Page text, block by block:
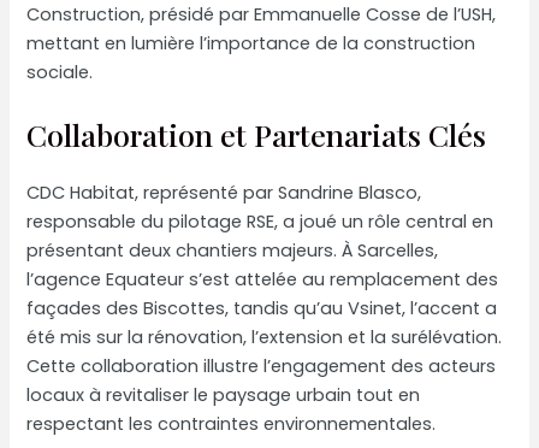
Construction, présidé par Emmanuelle Cosse de l’USH,
mettant en lumière l’importance de la construction
sociale.
Collaboration et Partenariats Clés
CDC Habitat, représenté par Sandrine Blasco,
responsable du pilotage RSE, a joué un rôle central en
présentant deux chantiers majeurs. À Sarcelles,
l’agence Equateur s’est attelée au remplacement des
façades des Biscottes, tandis qu’au Vsinet, l’accent a
été mis sur la rénovation, l’extension et la surélévation.
Cette collaboration illustre l’engagement des acteurs
locaux à revitaliser le paysage urbain tout en
respectant les contraintes environnementales.